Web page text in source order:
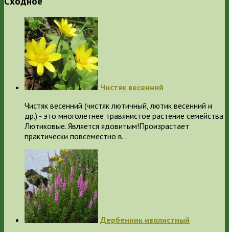
Чистяк весенний
Чистяк весенний (чистяк лютичный, лютик весенний и
др.) - это многолетнее травянистое растение семейства
Лютиковые. Является ядовитым!Произрастает
практически повсеместно в…
Дербенник иволистный